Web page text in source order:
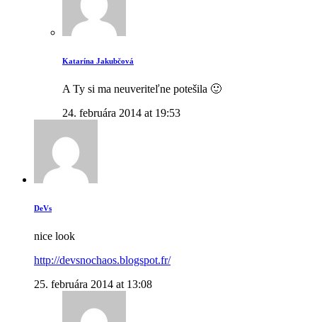
Katarína Jakubčová
A Ty si ma neuveriteľne potešila 🙂
24. februára 2014 at 19:53
DeVs
nice look
http://devsnochaos.blogspot.fr/
25. februára 2014 at 13:08